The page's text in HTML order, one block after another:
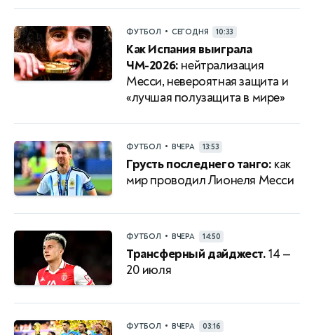
ФУТБОЛ • СЕГОДНЯ 10:33
Как Испания выиграла
ЧМ-2026: нейтрализация
Месси, невероятная защита и
«лучшая полузащита в мире»
ФУТБОЛ • ВЧЕРА 13:53
Грусть последнего танго: как
мир проводил Лионеля Месси
ФУТБОЛ • ВЧЕРА 14:50
Трансферный дайджест.14 —
20 июля
ФУТБОЛ • ВЧЕРА 03:16